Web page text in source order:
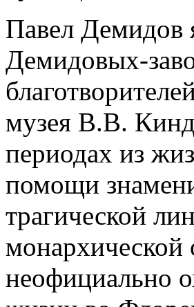
Павел Демидов
Демидовых-
музея В.В.
периодах из
помощи
трагической
монархической
неофициально